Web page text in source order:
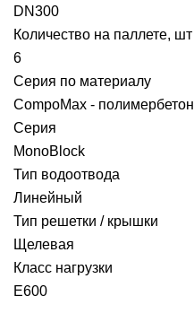
DN300
Количество на паллете, шт
6
Серия по материалу
CompoMax - полимербетон
Серия
MonoBlock
Тип водоотвода
Линейный
Тип решетки / крышки
Щелевая
Класс нагрузки
E600